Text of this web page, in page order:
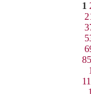
1
85